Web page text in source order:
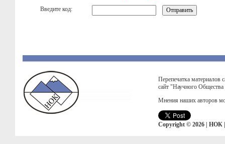
Введите код:
Перепечатка материалов
сайт "Научного
Мнения наших авторов
Copyright © 2026 | НОК